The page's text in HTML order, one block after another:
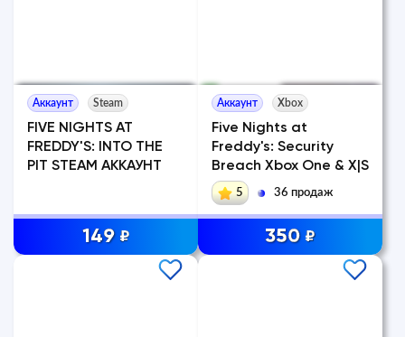
Аккаунт Steam
FIVE NIGHTS AT
FREDDY'S: INTO THE
PIT STEAM АККАУНТ
149 ₽
Аккаунт Xbox
Five Nights at
Freddy's: Security
Breach Xbox One & X|S
5 36 продаж
350 ₽